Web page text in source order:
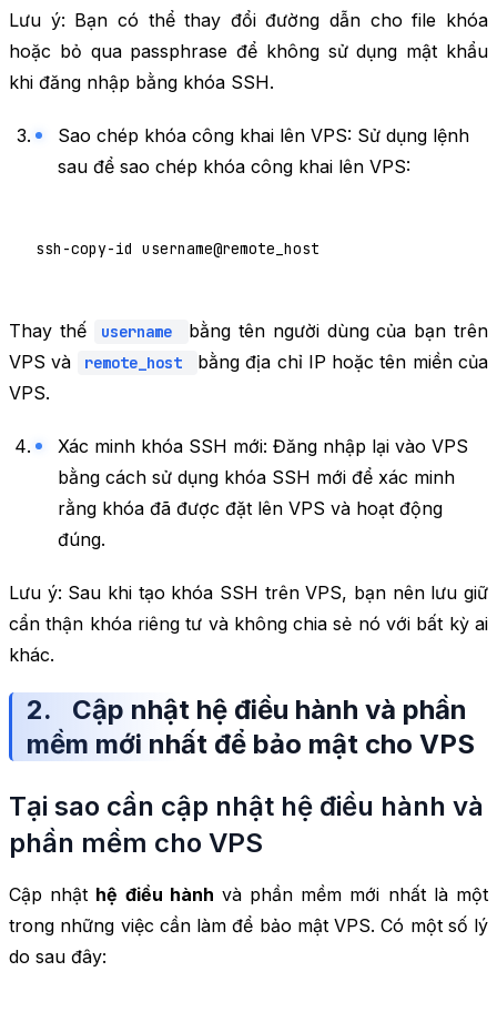
Lưu ý: Bạn có thể thay đổi đường dẫn cho file khóa
hoặc bỏ qua passphrase để không sử dụng mật khẩu
khi đăng nhập bằng khóa SSH.
Sao chép khóa công khai lên VPS: Sử dụng lệnh
sau để sao chép khóa công khai lên VPS:
ssh-copy-id username@remote_host
Thay thế username
bằng tên người dùng của bạn trên
VPS và
remote_host
bằng địa chỉ IP hoặc tên miền của
VPS.
Xác minh khóa SSH mới: Đăng nhập lại vào VPS
bằng cách sử dụng khóa SSH mới để xác minh
rằng khóa đã được đặt lên VPS và hoạt động
đúng.
Lưu ý: Sau khi tạo khóa SSH trên VPS, bạn nên lưu giữ
cẩn thận khóa riêng tư và không chia sẻ nó với bất kỳ ai
khác.
2. Cập nhật hệ điều hành và phần
mềm mới nhất để bảo mật cho VPS
Tại sao cần cập nhật hệ điều hành và
phần mềm cho VPS
Cập nhật hệ điều hành và phần mềm mới nhất là một
trong những việc cần làm để bảo mật VPS. Có một số lý
do sau đây: